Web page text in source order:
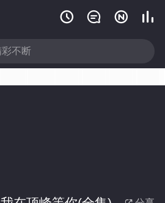
   